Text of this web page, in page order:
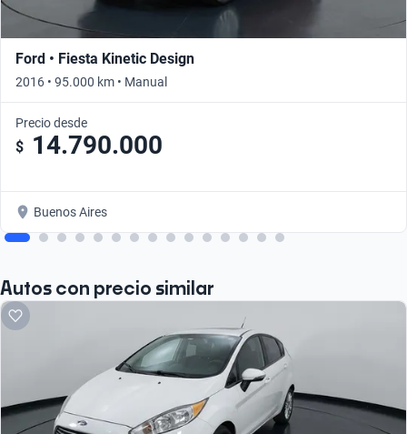
Ford • Fiesta Kinetic Design
2016 • 95.000 km • Manual
Precio desde
$ 14.790.000
Buenos Aires
Autos con precio similar